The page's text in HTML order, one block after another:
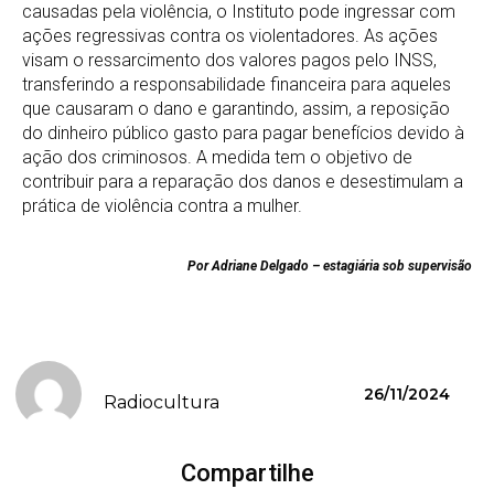
causadas pela violência, o Instituto pode ingressar com
ações regressivas contra os violentadores. As ações
visam o ressarcimento dos valores pagos pelo INSS,
transferindo a responsabilidade financeira para aqueles
que causaram o dano e garantindo, assim, a reposição
do dinheiro público gasto para pagar benefícios devido à
ação dos criminosos. A medida tem o objetivo de
contribuir para a reparação dos danos e desestimulam a
prática de violência contra a mulher.
Por Adriane Delgado – estagiária sob supervisão
Radiocultura 26/11/2024
Compartilhe